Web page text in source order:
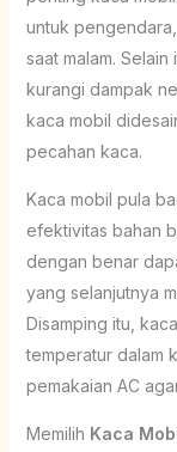
untuk
saat malam.
kurangi dampak
kaca mobil
pecahan kaca.
Kaca mobil pula
efektivitas bahan
dengan benar
yang selanjutnya
Disamping itu,
temperatur dalam
pemakaian AC
Memilih Kaca